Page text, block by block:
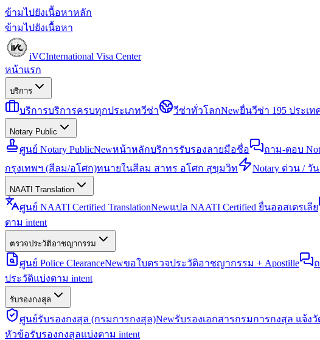
ข้ามไปยังเนื้อหาหลัก
ข้ามไปยังเนื้อหา
iVCInternational Visa Center
หน้าแรก
บริการ
บริการบริการครบทุกประเภทวีซ่า วีซ่าทั่วโลกNewยื่นวีซ่า 195 ประเท
Notary Public
ศูนย์ Notary PublicNewหน้าหลักบริการรับรองลายมือชื่อ ถาม-ตอบ
กรุงเทพฯ (สีลม/อโศก)ทนายในสีลม สาทร อโศก สุขุมวิท Notary ด่วน / วัน
NAATI Translation
ศูนย์ NAATI Certified TranslationNewแปล NAATI Certified ยื่นออสเตรเลีย
ตาม intent
ตรวจประวัติอาชญากรรม
ศูนย์ Police ClearanceNewขอใบตรวจประวัติอาชญากรรม + Apostille
ประวัติแบ่งตาม intent
รับรองกงสุล
ศูนย์รับรองกงสุล (กรมการกงสุล)Newรับรองเอกสารกรมการกงสุล แจ้ง
หัวข้อรับรองกงสุลแบ่งตาม intent